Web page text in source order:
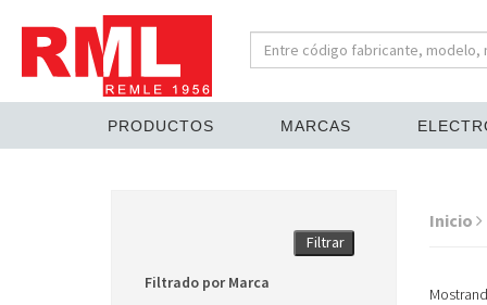
PRODUCTOS MARCAS
Filtrar
Filtrado por Marca
Inicio